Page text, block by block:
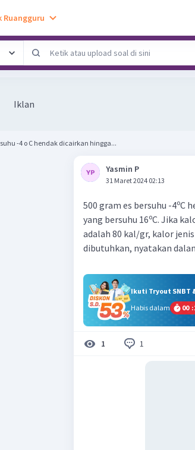
Ruangguru
Iklan
-4 o C hendak dicairkan hingga...
Yasmin P
31 Maret 2024 02:13
500 gram es bersuhu -4oC
yang bersuhu 16oC. Jika
adalah 80 kal/gr, kalor
dibutuhkan, nyatakan
Ikuti Tryout SNBT
Habis dalam
00 :
1 1